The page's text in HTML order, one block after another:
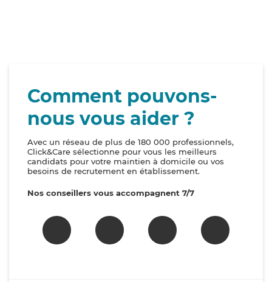
Comment pouvons-
nous vous aider ?
Avec un réseau de plus de 180 000 professionnels,
Click&Care sélectionne pour vous les meilleurs
candidats pour votre maintien à domicile ou vos
besoins de recrutement en établissement.
Nos conseillers vous accompagnent 7/7